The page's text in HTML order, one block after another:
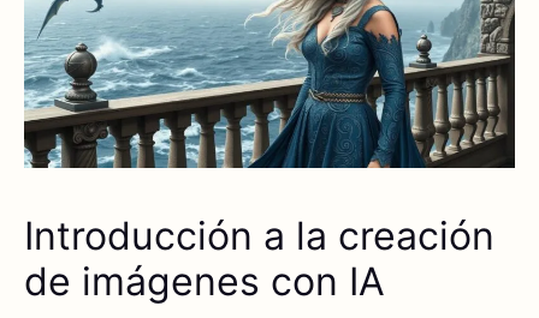
Introducción a la creación
de imágenes con IA